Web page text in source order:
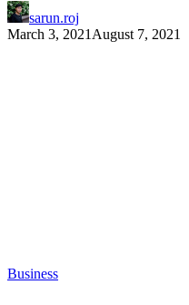
sarun.roj
March 3, 2021 August 7, 2021
Business